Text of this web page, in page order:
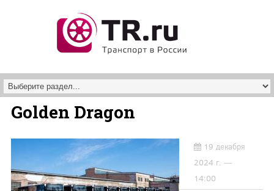
Golden Dragon
19 декабря
2024 г. —
14:00